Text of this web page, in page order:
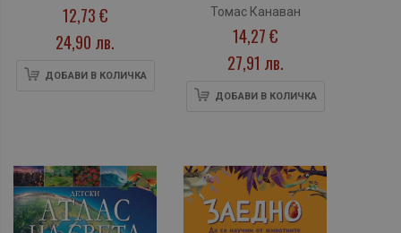
12,73 €
24,90 лв.
ДОБАВИ В КОЛИЧКА
научните
Томас Канаван
14,27 €
27,91 лв.
ДОБАВИ В КОЛИЧКА